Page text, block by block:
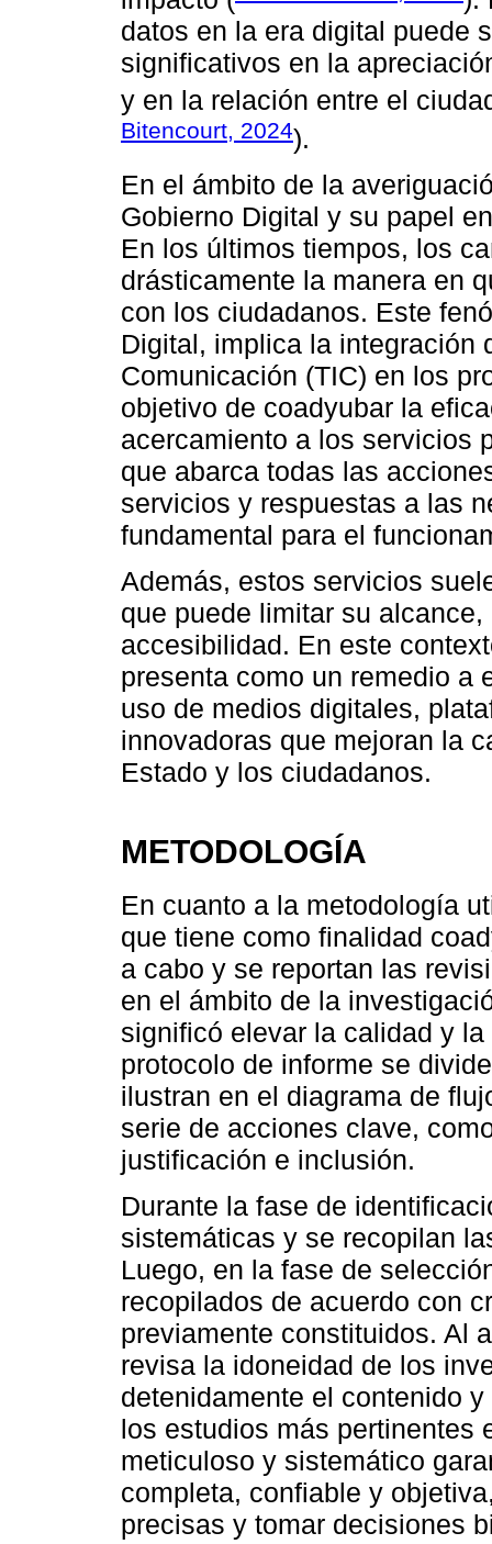
datos en la era digital puede
significativos en la
y en la relación entre el
Bitencourt, 2024).
En el ámbito de la
Gobierno Digital y su papel
En los últimos tiempos, los
drásticamente la manera en
con los ciudadanos. Este
Digital, implica la integración
Comunicación (TIC) en los
objetivo de coadyubar la
acercamiento a los servicios
que abarca todas las
servicios y respuestas a las
fundamental para el
Además, estos servicios
que puede limitar su
accesibilidad. En este
presenta como un remedio a
uso de medios digitales,
innovadoras que mejoran la
Estado y los ciudadanos.
METODOLOGÍA
En cuanto a la metodología
que tiene como finalidad
a cabo y se reportan las
en el ámbito de la
significó elevar la calidad y
protocolo de informe se
ilustran en el diagrama de
serie de acciones clave,
justificación e inclusión.
Durante la fase de
sistemáticas y se recopilan
Luego, en la fase de
recopilados de acuerdo con
previamente constituidos. Al
revisa la idoneidad de los
detenidamente el contenido
los estudios más pertinentes
meticuloso y sistemático
completa, confiable y
precisas y tomar decisiones